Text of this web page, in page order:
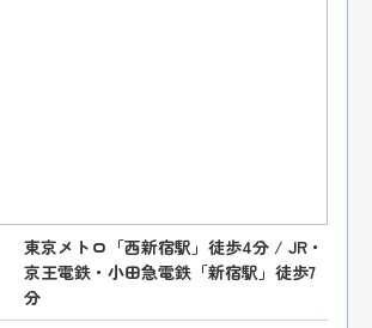
東京メトロ「西新宿駅」徒歩4分 / JR・
京王電鉄・小田急電鉄「新宿駅」徒歩7
分